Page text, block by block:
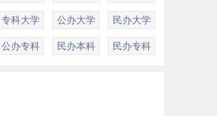
专科大学 公办大学 民办大学
公办专科 民办本科 民办专科